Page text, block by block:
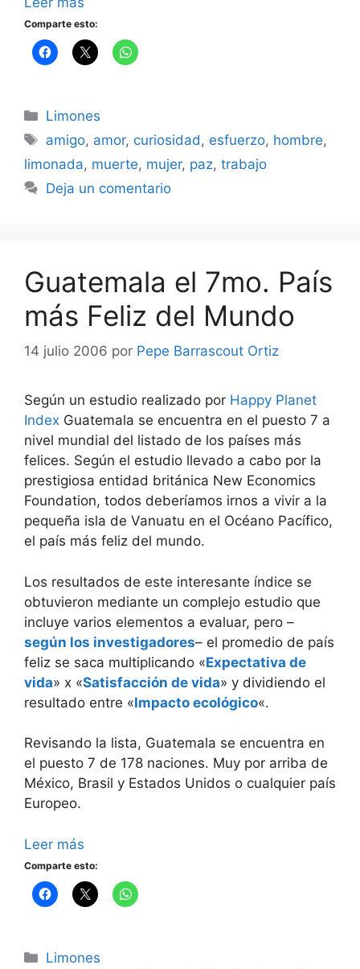
Comparte esto:
Categorías
Limones
Etiquetas
amigo, amor, curiosidad , esfuerzo, hombre,
limonada, muerte, mujer, paz, trabajo
Deja un comentario
Guatemala el 7mo. País
más Feliz del Mundo
14 julio 2006 por Pepe Barrascout Ortiz
Según un estudio realizado por Happy Planet
Index Guatemala se encuentra en el puesto 7 a
nivel mundial del listado de los países más
felices. Según el estudio llevado a cabo por la
prestigiosa entidad británica New Economics
Foundation, todos deberíamos irnos a vivir a la
pequeña isla de Vanuatu en el Océano Pacífico,
el país más feliz del mundo.
Los resultados de este interesante índice se
obtuvieron mediante un complejo estudio que
incluye varios elementos a evaluar, pero –
según los investigadores– el promedio de país
feliz se saca multiplicando «Expectativa de
vida» x «Satisfacción de vida» y dividiendo el
resultado entre «Impacto ecológico«.
Revisando la lista, Guatemala se encuentra en
el puesto 7 de 178 naciones. Muy por arriba de
México, Brasil y Estados Unidos o cualquier país
Europeo.
Leer más
Comparte esto:
Categorías
Limones